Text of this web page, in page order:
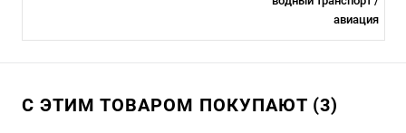
авиация
С ЭТИМ ТОВАРОМ ПОКУПАЮТ (3)